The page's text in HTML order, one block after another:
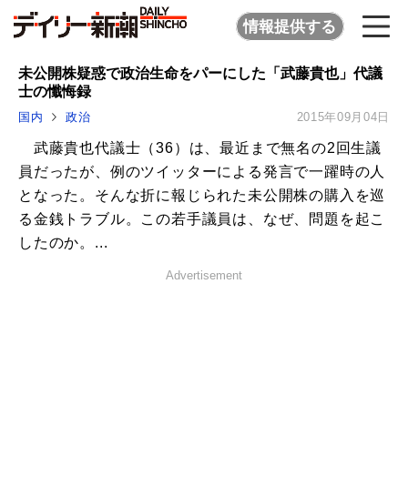
情報提供する
未公開株疑惑で政治生命をパーにした「武藤貴也」代議
士の懺悔録
国内 政治 2015年09月04日
武藤貴也代議士（36）は、最近まで無名の2回生議
員だったが、例のツイッターによる発言で一躍時の人
となった。そんな折に報じられた未公開株の購入を巡
る金銭トラブル。この若手議員は、なぜ、問題を起こ
したのか。...
Advertisement